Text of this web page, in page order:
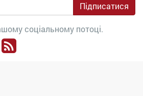
Підписатися
соціальному потоці.